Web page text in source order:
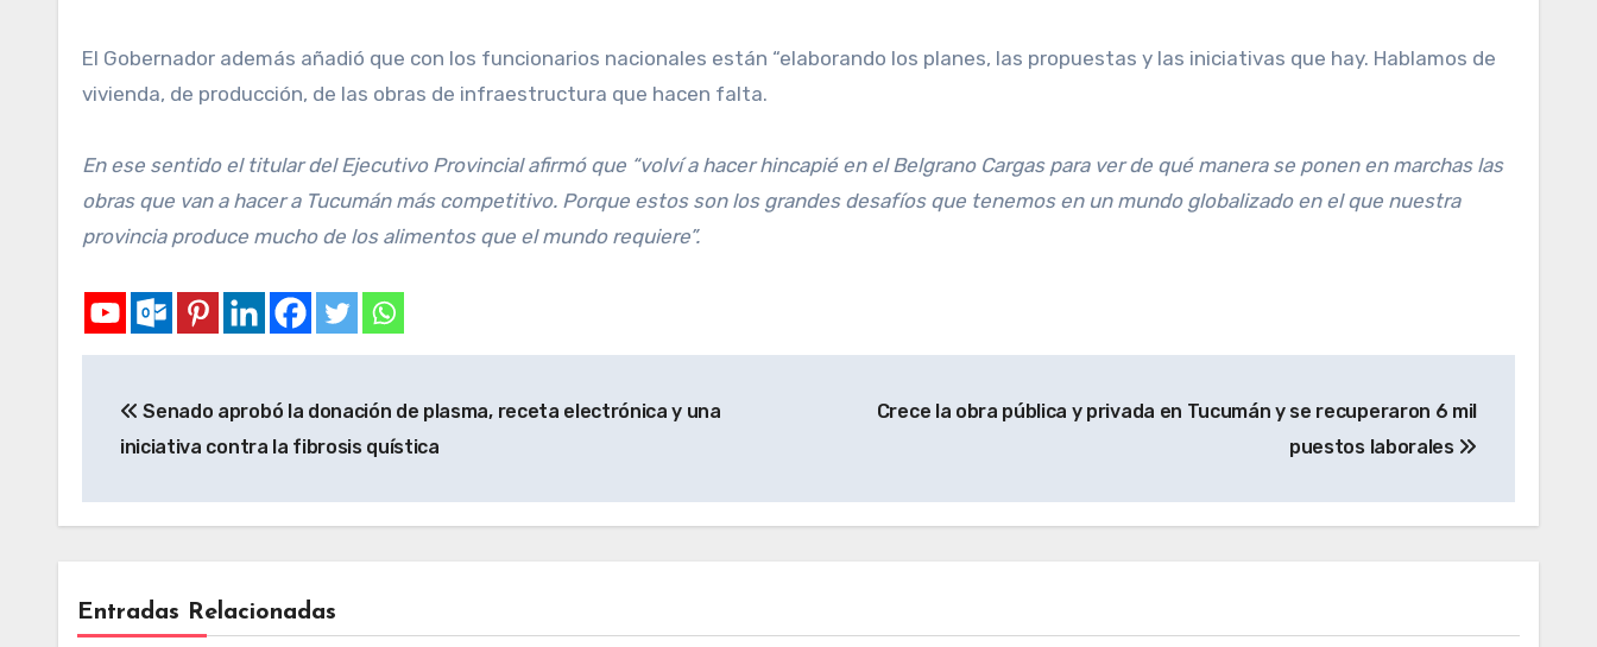
El Gobernador además añadió que con los funcionarios nacionales están “elaborando los planes, las propuestas y las iniciativas que hay. Hablamos de
vivienda, de producción, de las obras de infraestructura que hacen falta.
En ese sentido el titular del Ejecutivo Provincial afirmó que “volví a hacer hincapié en el Belgrano Cargas para ver de qué manera se ponen en marchas las
obras que van a hacer a Tucumán más competitivo. Porque estos son los grandes desafíos que tenemos en un mundo globalizado en el que nuestra
provincia produce mucho de los alimentos que el mundo requiere”.
Senado aprobó la donación de plasma, receta electrónica y una
iniciativa contra la fibrosis quística
Crece la obra pública y privada en Tucumán y se recuperaron 6 mil
puestos laborales
Entradas Relacionadas